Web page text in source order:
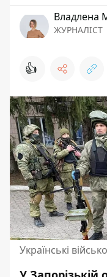
Владлена
ЖУРНАЛІСТ
👍
Українські